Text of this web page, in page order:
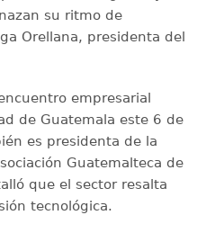
su ritmo de
Orellana, presidenta del
empresarial
de Guatemala este 6 de
es presidenta de la
Guatemalteca de
que el sector resalta
tecnológica.